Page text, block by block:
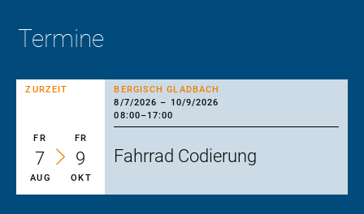
Termine
ZURZEIT
BERGISCH GLADBACH
8/7/2026 – 10/9/2026
08:00–17:00
FR FR
7 9
AUG OKT
Fahrrad Codierung